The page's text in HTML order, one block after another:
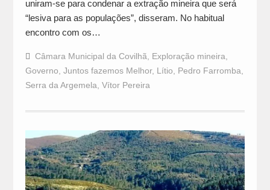
uniram-se para condenar a extração mineira que será
“lesiva para as populações”, disseram. No habitual
encontro com os…
Câmara Municipal da Covilhã Exploração mineira
Governo Juntos fazemos Melhor, Lítio Pedro Farromba
Serra da Argemela Vítor Pereira